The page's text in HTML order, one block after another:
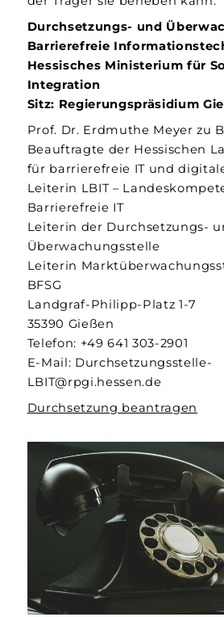
Durchsetzungs- und
Barrierefreie
Hessisches Ministerium für
Integration
Sitz: Regierungspräsidium
Prof. Dr. Erdmuthe Meyer zu
Beauftragte der Hessischen
für barrierefreie IT und
Leiterin LBIT –
Barrierefreie IT
Leiterin der Durchsetzungs-
Überwachungsstelle
Leiterin
BFSG
Landgraf-Philipp-Platz 1-7
35390 Gießen
Telefon: +49 641 303-2901
E-Mail: Durchsetzungsstelle-
LBIT@rpgi.hessen.de
Durchsetzung beantragen